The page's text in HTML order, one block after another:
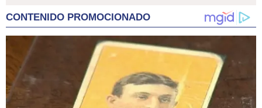
CONTENIDO PROMOCIONADO